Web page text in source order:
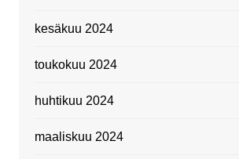
kesäkuu 2024
toukokuu 2024
huhtikuu 2024
maaliskuu 2024